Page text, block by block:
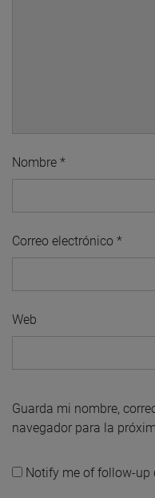
Nombre *
Correo electrónico *
Web
Guarda mi nombre,
navegador para la
Notify me of follow-up